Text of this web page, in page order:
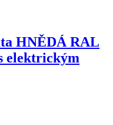
HNĚDÁ RAL
elektrickým